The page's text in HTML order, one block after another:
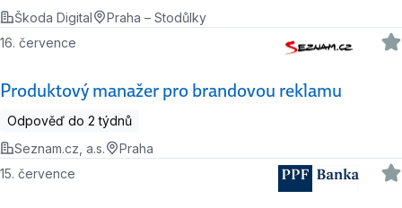
Škoda Digital Praha – Stodůlky
Produktový manažer pro brandovou reklamu
16. července
Odpověď do 2 týdnů
Seznam.cz, a.s.
Praha
15. července